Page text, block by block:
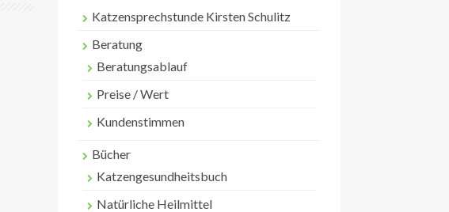
Katzensprechstunde Kirsten Schulitz
Beratung
Beratungsablauf
Preise / Wert
Kundenstimmen
Bücher
Katzengesundheitsbuch
Natürliche Heilmittel